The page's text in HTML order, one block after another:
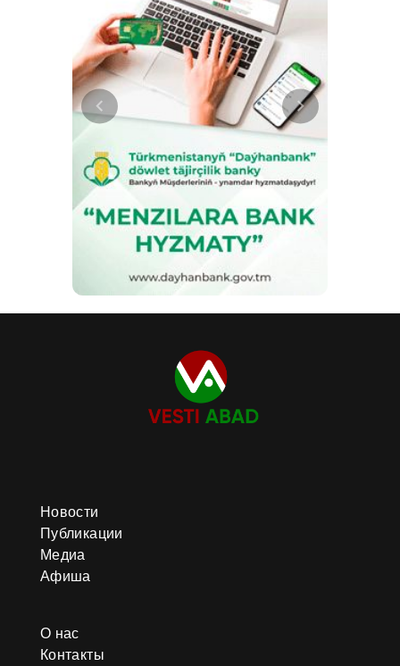
Новости
Публикации
Медиа
Афиша
О нас
Контакты